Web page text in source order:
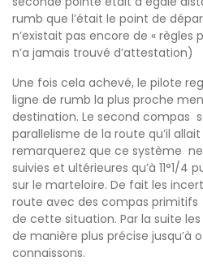
rumb que l’était le point de
n’existait pas encore de « règles
n’a jamais trouvé d’attestation)
Une fois cela achevé, le pilote
ligne de rumb la plus proche
destination. Le second compas
parallelisme de la route qu’il
remarquerez que ce système
suivies et ultérieures qu’à 11°1/4
sur le marteloire. De fait les
route avec des compas primitifs
de cette situation. Par la suite
de manière plus précise jusqu’à
connaissons.